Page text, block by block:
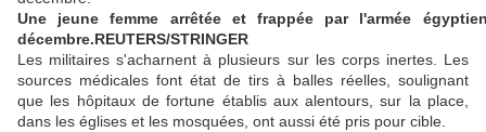
Une jeune femme arrêtée et frappée par l'armée
décembre.REUTERS/STRINGER
Les militaires s'acharnent à plusieurs sur les corps inertes. Les
sources médicales font état de tirs à balles réelles, soulignant
que les hôpitaux de fortune établis aux alentours, sur la place,
dans les églises et les mosquées, ont aussi été pris pour cible.